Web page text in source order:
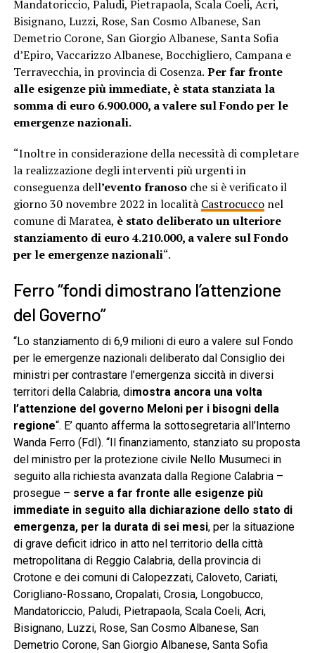
Mandatoriccio, Paludi, Pietrapaola, Scala Coeli, Acri,
Bisignano, Luzzi, Rose, San Cosmo Albanese, San
Demetrio Corone, San Giorgio Albanese, Santa Sofia
d’Epiro, Vaccarizzo Albanese, Bocchigliero, Campana e
Terravecchia, in provincia di Cosenza. Per far fronte
alle esigenze più immediate, è stata stanziata la
somma di euro 6.900.000, a valere sul Fondo per le
emergenze nazionali.
“Inoltre in considerazione della necessità di completare
la realizzazione degli interventi più urgenti in
conseguenza dell’evento franosoche si è verificato il
giorno 30 novembre 2022 in località Castrocucconel
comune di Maratea, è stato deliberato un ulteriore
stanziamento di euro 4.210.000, a valere sul Fondo
per le emergenze nazionali“.
Ferro “fondi dimostrano l’attenzione
del Governo”
“Lo stanziamento di 6,9 milioni di euro a valere sul Fondo
per le emergenze nazionali deliberato dal Consiglio dei
ministri per contrastare l’emergenza siccità in diversi
territori della Calabria, dimostra ancora una volta
l’attenzione del governo Meloni per i bisogni della
regione“. E’ quanto afferma la sottosegretaria all’Interno
Wanda Ferro (FdI). “Il finanziamento, stanziato su proposta
del ministro per la protezione civile Nello Musumeci in
seguito alla richiesta avanzata dalla Regione Calabria –
prosegue – serve a far fronte alle esigenze più
immediate in seguito alla dichiarazione dello stato di
emergenza, per la durata di sei mesi, per la situazione
di grave deficit idrico in atto nel territorio della città
metropolitana di Reggio Calabria, della provincia di
Crotone e dei comuni di Calopezzati, Caloveto, Cariati,
Corigliano-Rossano, Cropalati, Crosia, Longobucco,
Mandatoriccio, Paludi, Pietrapaola, Scala Coeli, Acri,
Bisignano, Luzzi, Rose, San Cosmo Albanese, San
Demetrio Corone, San Giorgio Albanese, Santa Sofia